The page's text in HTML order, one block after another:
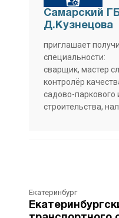
Самарский
Д.Кузнецова
приглашает
специальности:
сварщик, мастер
контролёр
садово-
строительства,
Екатеринбург